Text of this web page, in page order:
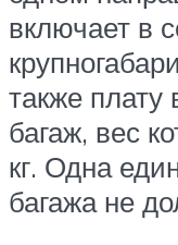
включает в
также плату
багаж, вес
кг. Одна
багажа не